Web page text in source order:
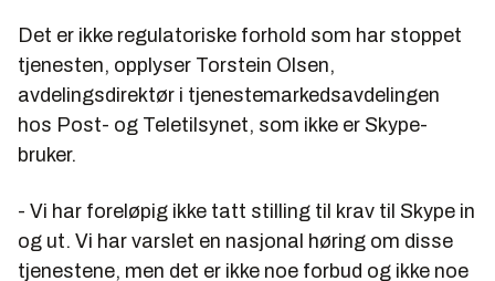
Det er ikke regulatoriske forhold som har stoppet
tjenesten, opplyser Torstein Olsen,
avdelingsdirektør i tjenestemarkedsavdelingen
hos Post- og Teletilsynet, som ikke er Skype-
bruker.
- Vi har foreløpig ikke tatt stilling til krav til Skype in
og ut. Vi har varslet en nasjonal høring om disse
tjenestene, men det er ikke noe forbud og ikke noe